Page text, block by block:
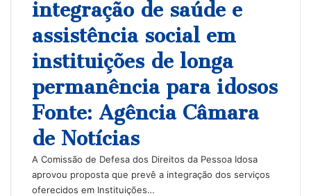
integração de saúde e
assistência social em
instituições de longa
permanência para idosos
Fonte: Agência Câmara
de Notícias
A Comissão de Defesa dos Direitos da Pessoa Idosa
aprovou proposta que prevê a integração dos serviços
oferecidos em Instituições…